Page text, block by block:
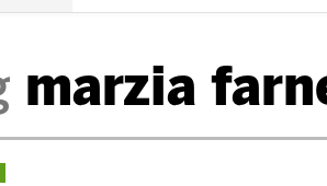
marzia